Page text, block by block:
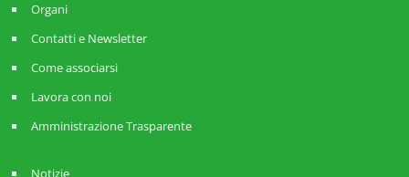
Organi
Contatti e Newsletter
Come associarsi
Lavora con noi
Amministrazione Trasparente
Notizie